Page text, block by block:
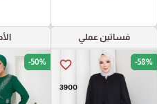
فساتين عملي
favorite_border -58%
-50%